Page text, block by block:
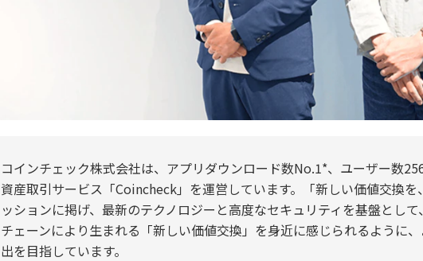
コインチェック株式会社は、アプリダウンロード数No.1*、ユーザー数
資産取引サービス「Coincheck」を運営しています。「新しい価値交換を
ッションに掲げ、最新のテクノロジーと高度なセキュリティを基盤とし
チェーンにより生まれる「新しい価値交換」を身近に感じられるように
出を目指しています。